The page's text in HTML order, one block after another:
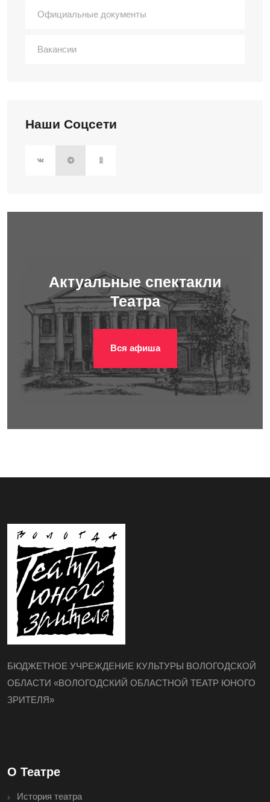
Официальные документы
Вакансии
Наши Соцсети
Актуальные спектакли
Театра
Вся афиша
БЮДЖЕТНОЕ УЧРЕЖДЕНИЕ КУЛЬТУРЫ ВОЛОГОДСКОЙ
ОБЛАСТИ «ВОЛОГОДСКИЙ ОБЛАСТНОЙ ТЕАТР ЮНОГО
ЗРИТЕЛЯ»
О Театре
История театра